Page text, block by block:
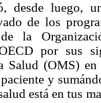
desde luego,
de los
la
por sus
Salud (OMS)
y
está en tus